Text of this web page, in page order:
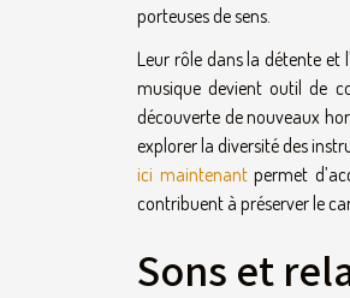
porteuses de sens.
Leur rôle dans la détente et
musique devient outil de
découverte de nouveaux
explorer la diversité des
ici maintenantpermet
contribuent à préserver le
Sons et